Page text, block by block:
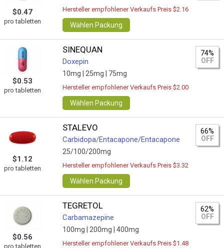
$0.47
pro tabletten
Hersteller empfohlener Verkaufs Preis $2.16
Wählen Packung
$0.53
pro tabletten
SINEQUAN
Doxepin
10mg | 25mg | 75mg
74%
OFF
Hersteller empfohlener Verkaufs Preis $2.00
Wählen Packung
$1.12
pro tabletten
STALEVO
Carbidopa/Entacapone/Entacapone
25/100/200mg
66%
OFF
Hersteller empfohlener Verkaufs Preis $3.32
Wählen Packung
$0.56
pro tabletten
TEGRETOL
Carbamazepine
100mg | 200mg | 400mg
62%
OFF
Hersteller empfohlener Verkaufs Preis $1.48